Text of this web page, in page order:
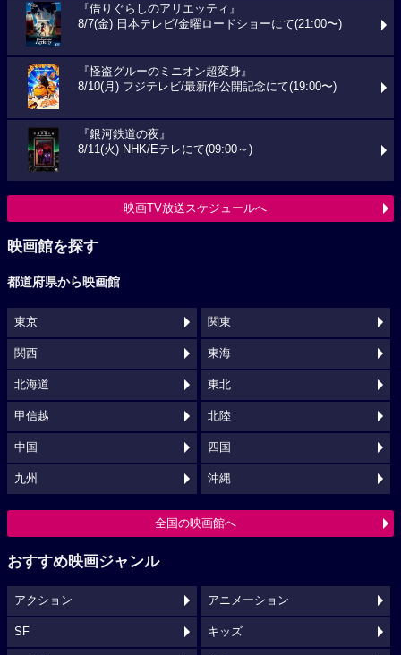
『借りぐらしのアリエッティ』
8/7(金) 日本テレビ/金曜ロードショーにて(21:00〜)
『怪盗グルーのミニオン超変身』
8/10(月) フジテレビ/最新作公開記念にて(19:00〜)
『銀河鉄道の夜』
8/11(火) NHK/Eテレにて(09:00～)
映画TV放送スケジュールへ
映画館を探す
都道府県から映画館
東京 関東
関西 東海
北海道 東北
甲信越 北陸
中国 四国
九州 沖縄
全国の映画館へ
おすすめ映画ジャンル
アクション アニメーション
SF キッズ